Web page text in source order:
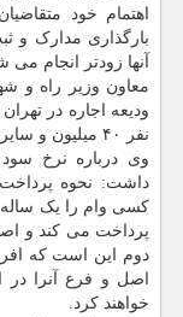
اهتمام خود
بارگذاری مدارک و
آنها زودتر انجام می
معاون وزیر راه و
نفر ۴۰ میلیون و سایر شهرها ۲۵ میلیون تومان است.
وی درباره نرخ سود
داشت: نحوه
پرداخت می کند و
دوم این است که
خواهند کرد.